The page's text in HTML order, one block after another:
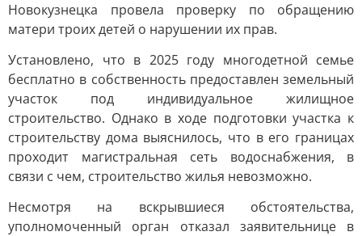
Новокузнецка провела проверку по обращению
матери троих детей о нарушении их прав.
Установлено, что в 2025 году многодетной семье
бесплатно в собственность предоставлен земельный
участок под индивидуальное жилищное
строительство. Однако в ходе подготовки участка к
строительству дома выяснилось, что в его границах
проходит магистральная сеть водоснабжения, в
связи с чем, строительство жилья невозможно.
Несмотря на вскрывшиеся обстоятельства,
уполномоченный орган отказал заявительнице в